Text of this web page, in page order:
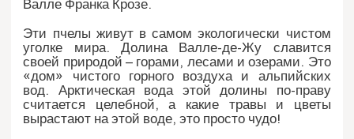
Валле Франка Крозе.
Эти пчелы живут в самом экологически чистом
уголке мира. Долина Валле-де-Жу славится
своей природой – горами, лесами и озерами. Это
«дом» чистого горного воздуха и альпийских
вод. Арктическая вода этой долины по-праву
считается целебной, а какие травы и цветы
вырастают на этой воде, это просто чудо!